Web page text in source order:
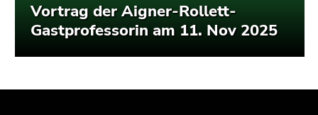
Vortrag der Aigner-Rollett-
Gastprofessorin am 11. Nov 2025